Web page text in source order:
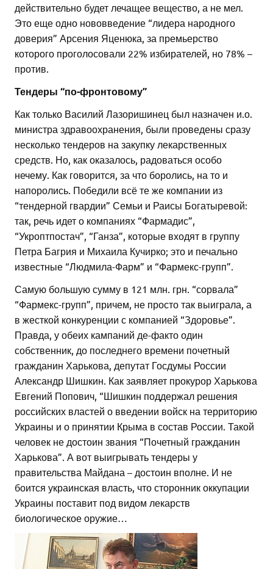
действительно будет лечащее вещество, а не мел.
Это еще одно нововведение “лидера народного
доверия” Арсения Яценюка, за премьерство
которого проголосовали 22% избирателей, но 78% –
против.
Тендеры “по-фронтовому”
Как только Василий Лазоришинец был назначен и.о.
министра здравоохранения, были проведены сразу
несколько тендеров на закупку лекарственных
средств. Но, как оказалось, радоваться особо
нечему. Как говорится, за что боролись, на то и
напоролись. Победили всё те же компании из
“тендерной гвардии” Семьи и Раисы Богатыревой:
так, речь идет о компаниях “Фармадис”,
“Укроптпостач”, “Ганза”, которые входят в группу
Петра Багрия и Михаила Кучирко; это и печально
известные “Людмила-Фарм” и “Фармекс-групп”.
Самую большую сумму в 121 млн. грн. “сорвала”
“Фармекс-групп”, причем, не просто так выиграла, а
в жесткой конкуренции с компанией “Здоровье”.
Правда, у обеих кампаний де-факто один
собственник, до последнего времени почетный
гражданин Харькова, депутат Госдумы России
Александр Шишкин. Как заявляет прокурор Харькова
Евгений Попович, “Шишкин поддержал решения
российских властей о введении войск на территорию
Украины и о принятии Крыма в состав России. Такой
человек не достоин звания “Почетный гражданин
Харькова”. А вот выигрывать тендеры у
правительства Майдана – достоин вполне. И не
боится украинская власть, что сторонник оккупации
Украины поставит под видом лекарств
биологическое оружие…